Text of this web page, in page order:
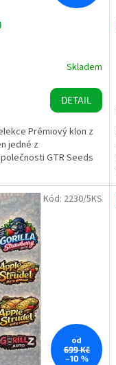
Skladem
DETAIL
Prémiový klon z
jedné z
GTR Seeds
od
699 Kč
–10 %
Kód: 2230/5KS